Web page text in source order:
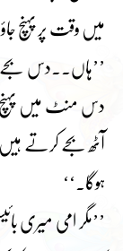
میں وقت پر پہنچ
’’ہاں۔۔دس بجے
دس منٹ میں پہنچ
آٹھ بجے کرتے
ہوگا۔‘‘
’’مگر امی میری